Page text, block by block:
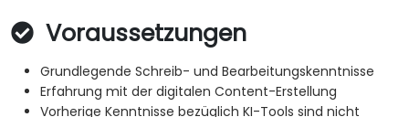
Voraussetzungen
Grundlegende Schreib- und Bearbeitungskenntnisse
Erfahrung mit der digitalen Content-Erstellung
Vorherige Kenntnisse bezüglich KI-Tools sind nicht